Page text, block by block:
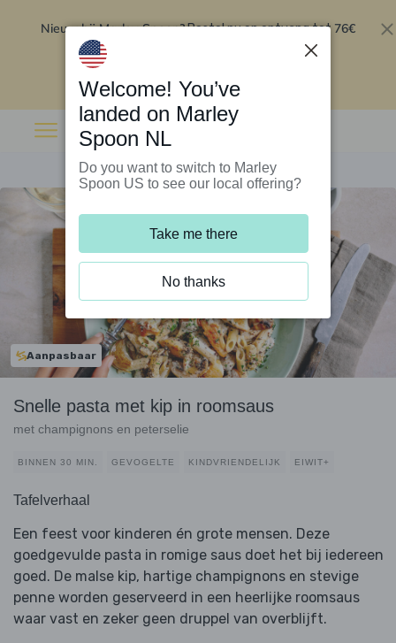
Nieuw bij Marley Spoon?Bestel nu en ontvang tot 76€
Aanpasbaar
Snelle pasta met kip in roomsaus
met champignons en peterselie
BINNEN 30 MIN. GEVOGELTE KINDVRIENDELIJK EIWIT+
Tafelverhaal
Een feest voor kinderen én grote mensen. Deze
goedgevulde pasta in romige saus doet het bij iedereen
goed. De malse kip, hartige champignons en stevige
penne worden geserveerd in een heerlijke roomsaus
waar vast en zeker geen druppel van overblijft.
Welcome! You’ve
landed on Marley
Spoon NL
Do you want to switch to Marley
Spoon US to see our local offering?
Take me there
No thanks